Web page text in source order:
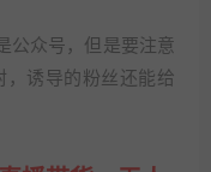
公众号，但是要注意
，诱导的粉丝还能给